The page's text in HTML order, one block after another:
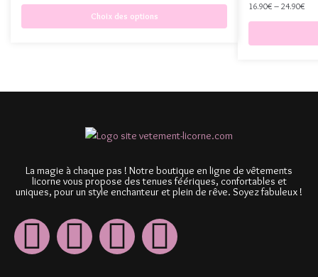
Choix des options
16.90€ – 24.90€
La magie à chaque pas ! Notre boutique en ligne de vêtements
licorne vous propose des tenues féériques, confortables et
uniques, pour un style enchanteur et plein de rêve. Soyez fabuleux !